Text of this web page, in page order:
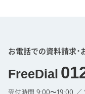
お電話での資料請求･
FreeDial
受付時間 9:00〜19:00 ／